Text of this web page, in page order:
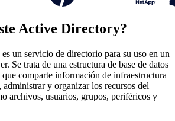
Active Directory?
un servicio de directorio para su uso en un
Se trata de una estructura de base de datos
comparte información de infraestructura
administrar y organizar los recursos del
archivos, usuarios, grupos, periféricos y